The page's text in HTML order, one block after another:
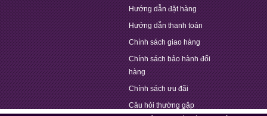
Hướng dẫn đặt hàng
Hướng dẫn thanh toán
Chính sách giao hàng
Chính sách bảo hành đổi
hàng
Chính sách ưu đãi
Câu hỏi thường gặp